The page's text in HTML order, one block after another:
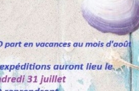
Marque:
Aimer
Ajouter À La Liste